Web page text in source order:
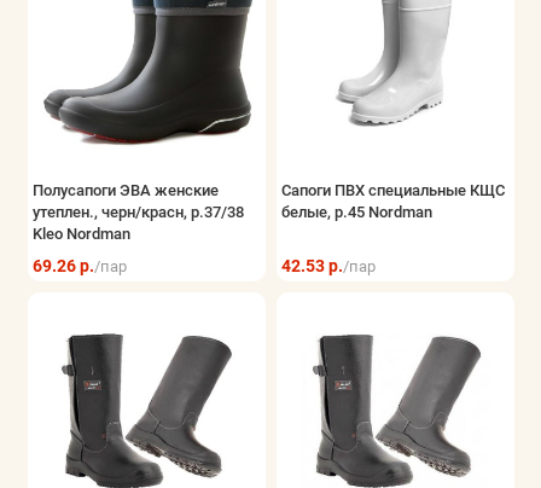
Полусапоги ЭВА женские
утеплен., черн/красн, р.37/38
Kleo Nordman
69.26 р./пар
Сапоги ПВХ специальные КЩС
белые, р.45 Nordman
42.53 р./пар